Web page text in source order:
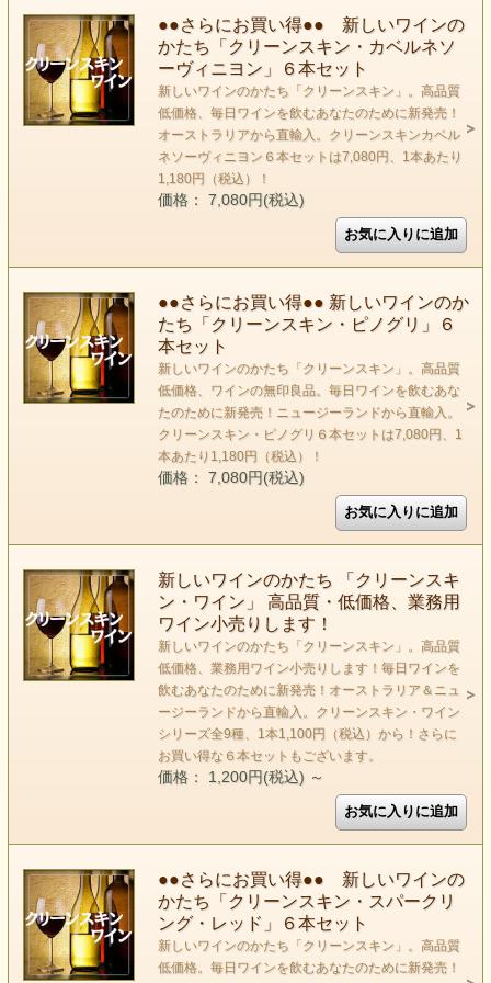
●●さらにお買い得●● 新しいワインの
かたち「クリーンスキン・カベルネソ
ーヴィニヨン」６本セット
新しいワインのかたち「クリーンスキン」。高品質
低価格、毎日ワインを飲むあなたのために新発売！
オーストラリアから直輸入。クリーンスキンカベル
ネソーヴィニヨン６本セットは7,080円、1本あたり
1,180円（税込）！
価格： 7,080円(税込)
●●さらにお買い得●● 新しいワインのか
たち「クリーンスキン・ピノグリ」６
本セット
新しいワインのかたち「クリーンスキン」。高品質
低価格、ワインの無印良品。毎日ワインを飲むあな
たのために新発売！ニュージーランドから直輸入。
クリーンスキン・ピノグリ６本セットは7,080円、1
本あたり1,180円（税込）！
価格： 7,080円(税込)
新しいワインのかたち 「クリーンスキ
ン・ワイン」 高品質・低価格、業務用
ワイン小売りします！
新しいワインのかたち「クリーンスキン」。高品質
低価格、業務用ワイン小売りします！毎日ワインを
飲むあなたのために新発売！オーストラリア＆ニュ
ージーランドから直輸入。クリーンスキン・ワイン
シリーズ全9種、1本1,100円（税込）から！さらに
お買い得な６本セットもございます。
価格： 1,200円(税込) ～
●●さらにお買い得●● 新しいワインの
かたち「クリーンスキン・スパークリ
ング・レッド」６本セット
新しいワインのかたち「クリーンスキン」。高品質
低価格。毎日ワインを飲むあなたのために新発売！